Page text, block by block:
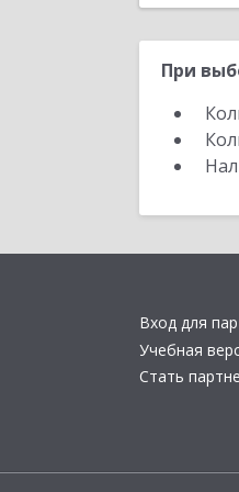
При
Вход для
Учебная
Стать